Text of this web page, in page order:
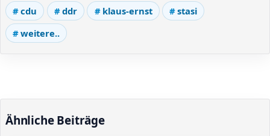
cdu ddr klaus-ernst
stasi
weitere..
Ähnliche Beiträge